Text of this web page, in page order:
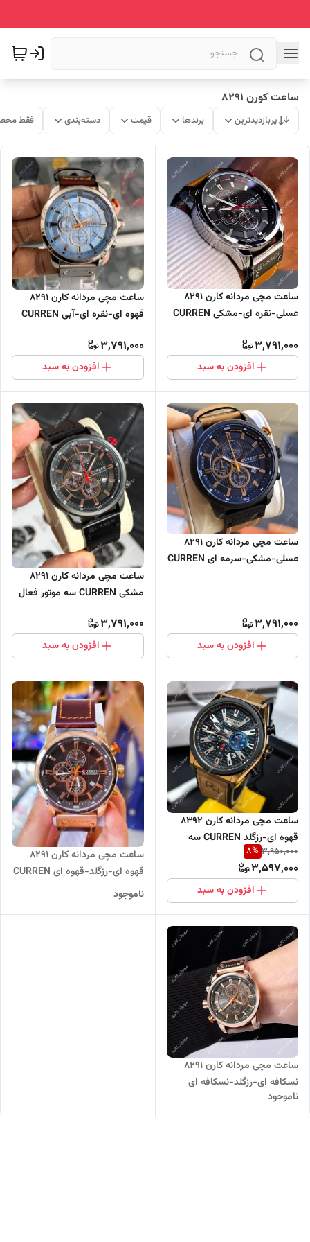
ساعت کورن 8291
پربازدیدترین برندها قیمت دسته‌بندی فقط
ساعت مچی مردانه کارن 8291
عسلی-نقره ای-مشکی CURREN
3,791,000
افزودن به سبد
ساعت مچی مردانه کارن 8291
قهوه ای-نقره ای-آبی CURREN
3,791,000
افزودن به سبد
ساعت مچی مردانه کارن 8291
عسلی-مشکی-سرمه ای CURREN
3,791,000
افزودن به سبد
ساعت مچی مردانه کارن 8291
مشکی CURREN سه موتور فعال
3,791,000
افزودن به سبد
ساعت مچی مردانه کارن 8392
قهوه ای-رزگلد CURREN سه
موتور فعال
3,950,000
8%
3,597,000
افزودن به سبد
ساعت مچی مردانه کارن 8291
قهوه ای-رزگلد-قهوه ای CURREN
سه موتور فعال
ناموجود
ساعت مچی مردانه کارن 8291
نسکافه ای-رزگلد-نسکافه ای
CURREN سه موتور فعال
ناموجود